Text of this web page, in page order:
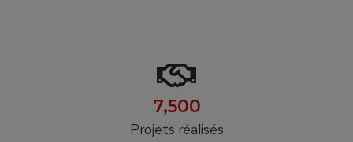
7,500
Projets réalisés